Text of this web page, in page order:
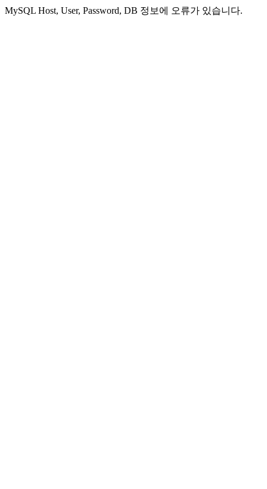
MySQL Host, User, Password, DB 정보에 오류가 있습니다.